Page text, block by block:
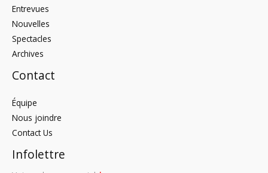
Entrevues
Nouvelles
Spectacles
Archives
Contact
Équipe
Nous joindre
Contact Us
Infolettre